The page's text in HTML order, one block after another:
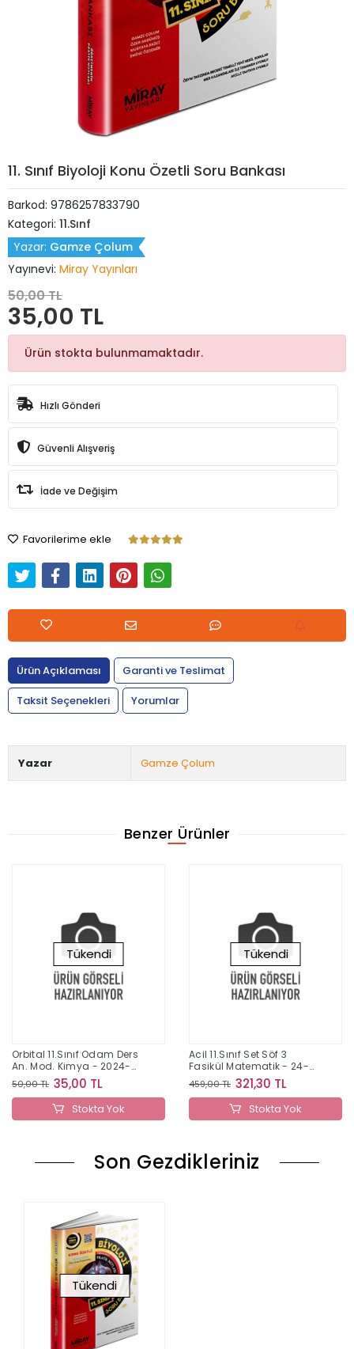
11. Sınıf Biyoloji Konu Özetli Soru Bankası
Barkod: 9786257833790
Kategori: 11.Sınf
Yazar: Gamze Çolum
Yayınevi: Miray Yayınları
50,00 TL
35,00 TL
Ürün stokta bulunmamaktadır.
Hızlı Gönderi
Güvenli Alışveriş
İade ve Değişim
Favorilerime ekle
Ürün Açıklaması
Garanti ve Teslimat
Taksit Seçenekleri
Yorumlar
Yazar Gamze Çolum
Benzer Ürünler
Tükendi
Orbital 11.Sınıf Odam Ders
An. Mod. Kimya - 2024-
25
50,00 TL 35,00 TL
Stokta Yok
Tükendi
Acil 11.Sınıf Set Söf 3
Fasikül Matematik - 24-
25
459,00 TL 321,30 TL
Stokta Yok
Son Gezdikleriniz
Tükendi